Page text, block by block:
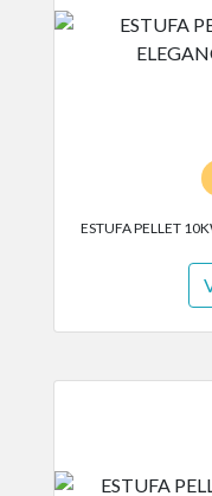
ESTUFA PELLET